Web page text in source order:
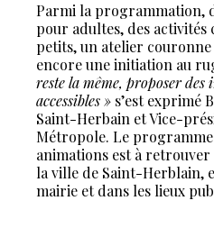
Parmi la programmation,
pour adultes, des
petits, un atelier couronne
encore une initiation au
reste la même, proposer
accessibles » s’est exprimé
Saint-Herbain et Vice-
Métropole. Le
animations est à
la ville de Saint-Herblain,
mairie et dans les lieux